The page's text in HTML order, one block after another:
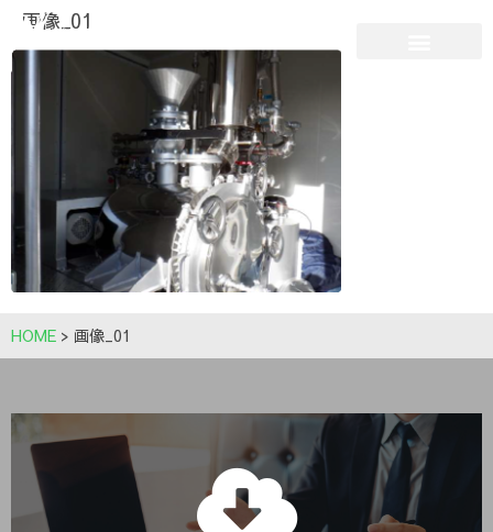
画像_01
HOME > 画像_01